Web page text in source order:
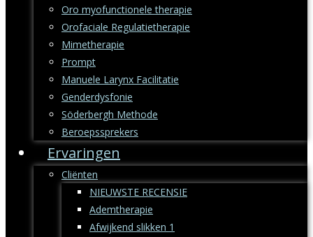
Oro myofunctionele therapie
Orofaciale Regulatietherapie
Mimetherapie
Prompt
Manuele Larynx Facilitatie
Genderdysfonie
Söderbergh Methode
Beroepssprekers
Ervaringen
Cliënten
NIEUWSTE RECENSIE
Ademtherapie
Afwijkend slikken 1